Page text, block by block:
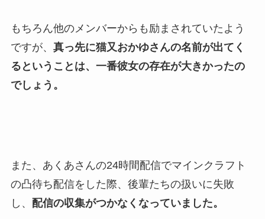
もちろん他のメンバーからも励まされていたよう
ですが、 真っ先に猫又おかゆさんの名前が出てく
るということは、一番彼女の存在が大きかったの
でしょう。
また、あくあさんの24時間配信でマインクラフト
の凸待ち配信をした際、後輩たちの扱いに失敗
し、 配信の収集がつかなくなっていました。